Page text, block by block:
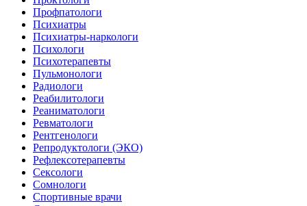
Профпатологи
Психиатры
Психиатры-наркологи
Психологи
Психотерапевты
Пульмонологи
Радиологи
Реабилитологи
Реаниматологи
Ревматологи
Рентгенологи
Репродуктологи (ЭКО)
Рефлексотерапевты
Сексологи
Сомнологи
Спортивные врачи